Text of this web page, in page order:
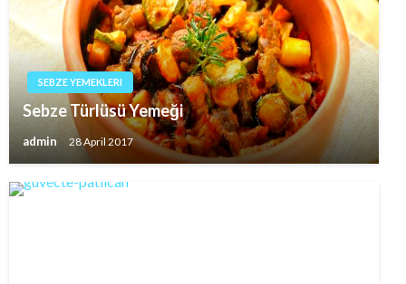
SEBZE YEMEKLERI
Sebze Türlüsü Yemeği
admin 28 April 2017